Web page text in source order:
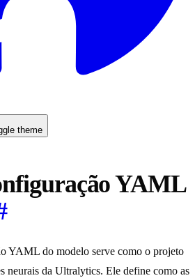
theme
YAML
YAML do modelo serve como o projeto
neurais da Ultralytics. Ele define como as